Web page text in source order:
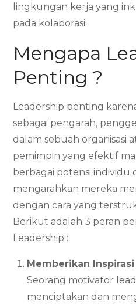
lingkungan kerja yang
pada kolaborasi.
Mengapa
Penting ?
Leadership penting
sebagai pengarah,
dalam sebuah organisasi
pemimpin yang efektif
berbagai potensi individu
mengarahkan mereka
dengan cara yang
Berikut adalah 3 peran
Leadership :
Memberikan
Seorang motivator
menciptakan dan